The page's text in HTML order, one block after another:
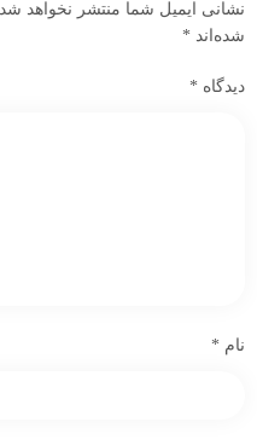
نشانی ایمیل شما منتشر نخواهد شد.
شده‌اند *
دیدگاه *
نام *